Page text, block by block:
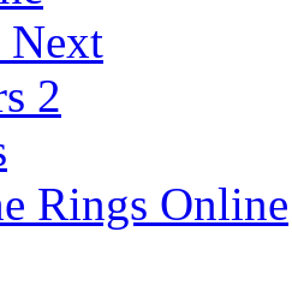
Next
2
Rings Online